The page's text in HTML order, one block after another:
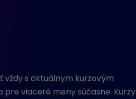
s aktuálnym kurzovým
viaceré meny súčasne. Kurzy